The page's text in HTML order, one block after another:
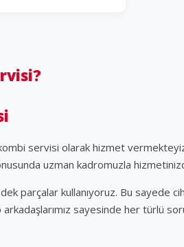
servisi olarak hizmet
uzman kadromuzla
parçalar kullanıyoruz. Bu sayede
sayesinde her türlü